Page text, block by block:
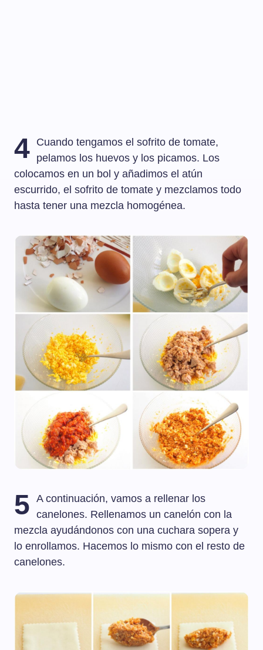
4 Cuando tengamos el sofrito de tomate,
pelamos los huevos y los picamos. Los
colocamos en un bol y añadimos el atún
escurrido, el sofrito de tomate y mezclamos todo
hasta tener una mezcla homogénea.
5
A continuación, vamos a rellenar los
canelones. Rellenamos un canelón con la
mezcla ayudándonos con una cuchara sopera y
lo enrollamos. Hacemos lo mismo con el resto de
canelones.